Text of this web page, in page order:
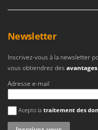
Newsletter
Inscrivez-vous à la newsletter
vous obtiendrez des
Adresse e-mail
Une erreur est survenue
Acepto la traitement des